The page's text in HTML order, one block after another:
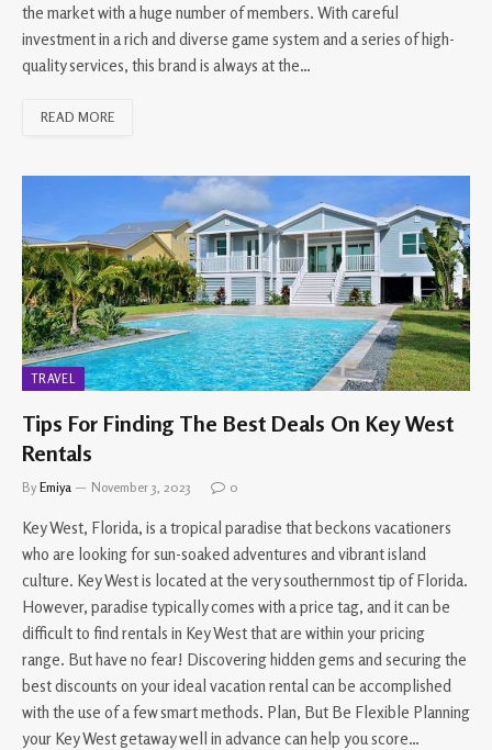
the market with a huge number of members. With careful
investment in a rich and diverse game system and a series of high-
quality services, this brand is always at the…
READ MORE
TRAVEL
Tips For Finding The Best Deals On Key West
Rentals
By Emiya November 3, 2023 0
Key West, Florida, is a tropical paradise that beckons vacationers
who are looking for sun-soaked adventures and vibrant island
culture. Key West is located at the very southernmost tip of Florida.
However, paradise typically comes with a price tag, and it can be
difficult to find rentals in Key West that are within your pricing
range. But have no fear! Discovering hidden gems and securing the
best discounts on your ideal vacation rental can be accomplished
with the use of a few smart methods. Plan, But Be Flexible Planning
your Key West getaway well in advance can help you score…